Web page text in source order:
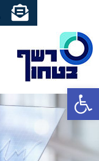
פתח סרגל נגישות